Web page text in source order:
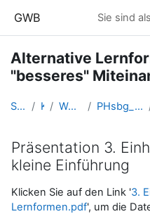
GWB Sie sind
Alternative
"besseres"
Startseite Kurse Weitere Lernkurse PHsbg_primar01_Stieger_2021ss
Präsentation 3.
kleine Einführung
Abschlussbedingungen
Klicken Sie auf den Link '3.
Lernformen.pdf', um die